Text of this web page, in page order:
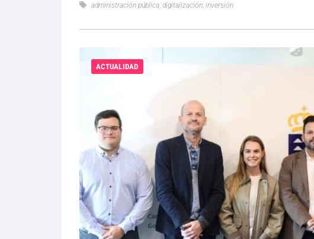
administración pública digitalización inversión
ACTUALIDAD